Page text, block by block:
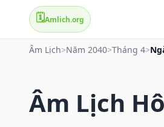
🗓️Amlich.org
Âm Lịch>Năm 2040>Tháng 4>
Âm Lịch